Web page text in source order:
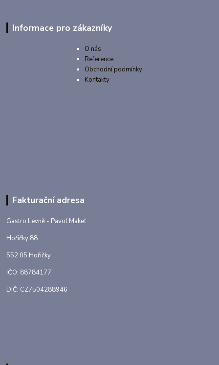
Informace pro zákazníky
O nás
Reference
Obchodní podmínky
Kontakty
Fakturační adresa
Gastro Levně - Pavol Makeľ
Hořičky 88
552 05 Hořičky
IČO: 88784177
DIČ: CZ7504288946